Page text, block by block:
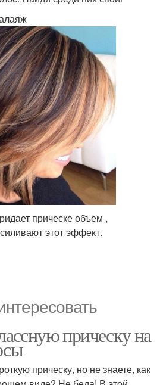
прическе объем ,
этот эффект.
прическу на
прическу, но не знаете, как